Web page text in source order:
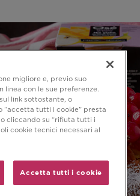
migliore e, previo suo
con le sue preferenze.
link sottostante, o
“accetta tutti i cookie” presta
cliccando su “rifiuta tutti i
cookie tecnici necessari al
Accetta tutti i cookie